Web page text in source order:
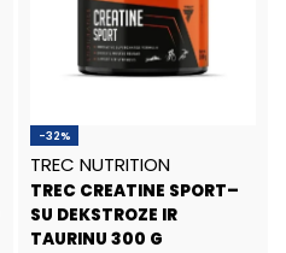
-32%
TREC NUTRITION
TREC CREATINE SPORT–
SU DEKSTROZE IR
TAURINU 300 G